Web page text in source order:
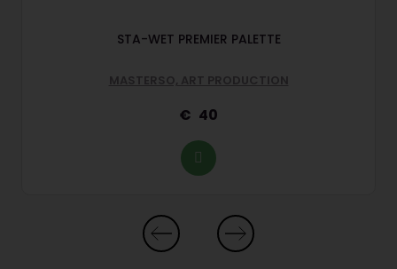
STA-WET PREMIER PALETTE
MASTERSO, ART PRODUCTION
40